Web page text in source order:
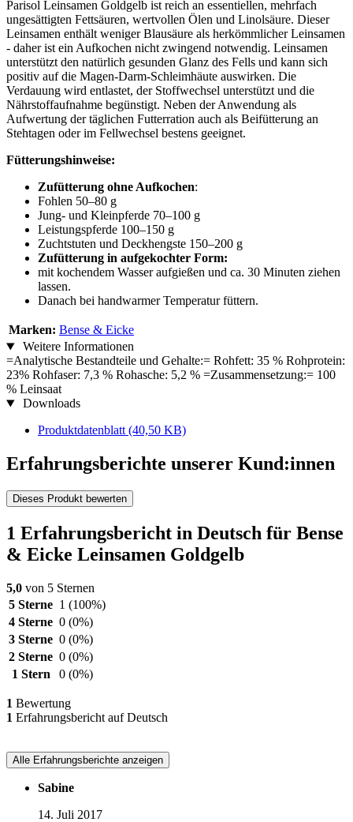
Parisol Leinsamen Goldgelb ist reich an essentiellen, mehrfach
ungesättigten Fettsäuren, wertvollen Ölen und Linolsäure. Dieser
Leinsamen enthält weniger Blausäure als herkömmlicher Leinsamen
- daher ist ein Aufkochen nicht zwingend notwendig. Leinsamen
unterstützt den natürlich gesunden Glanz des Fells und kann sich
positiv auf die Magen-Darm-Schleimhäute auswirken. Die
Verdauung wird entlastet, der Stoffwechsel unterstützt und die
Nährstoffaufnahme begünstigt. Neben der Anwendung als
Aufwertung der täglichen Futterration auch als Beifütterung an
Stehtagen oder im Fellwechsel bestens geeignet.
Fütterungshinweise:
Zufütterung ohne Aufkochen:
Fohlen 50–80 g
Jung- und Kleinpferde 70–100 g
Leistungspferde 100–150 g
Zuchtstuten und Deckhengste 150–200 g
Zufütterung in aufgekochter Form:
mit kochendem Wasser aufgießen und ca. 30 Minuten ziehen
lassen.
Danach bei handwarmer Temperatur füttern.
Marken: Bense & Eicke
Weitere Informationen
=Analytische Bestandteile und Gehalte:= Rohfett: 35 % Rohprotein:
23% Rohfaser: 7,3 % Rohasche: 5,2 % =Zusammensetzung:= 100
% Leinsaat
Downloads
Produktdatenblatt (40,50 KB)
Erfahrungsberichte unserer Kund:innen
Dieses Produkt bewerten
1 Erfahrungsbericht in Deutsch für Bense
& Eicke Leinsamen Goldgelb
5,0 von 5 Sternen
5 Sterne 1 (100%)
4 Sterne 0 (0%)
3 Sterne 0 (0%)
2 Sterne 0 (0%)
1 Stern
0 (0%)
1 Bewertung
1 Erfahrungsbericht auf Deutsch
Alle Erfahrungsberichte anzeigen
Sabine
14. Juli 2017